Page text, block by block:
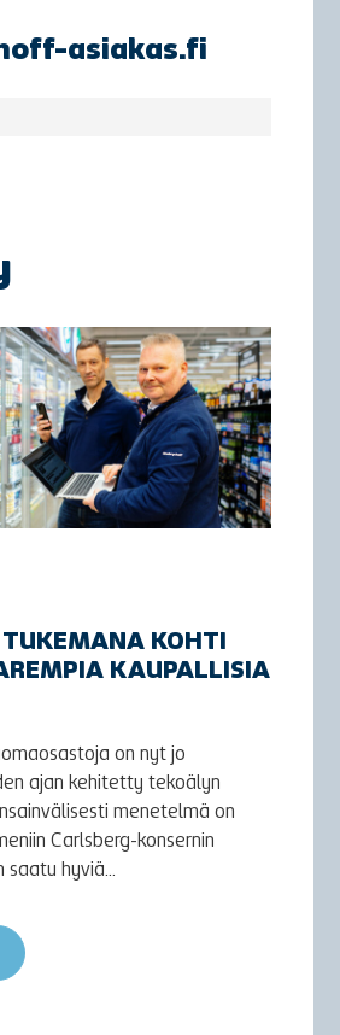
asiakas.fi
KOHTI
KAUPALLISIA
on nyt jo
ajan kehitetty tekoälyn
menetelmä on
Carlsberg-konsernin
saatu hyviä...